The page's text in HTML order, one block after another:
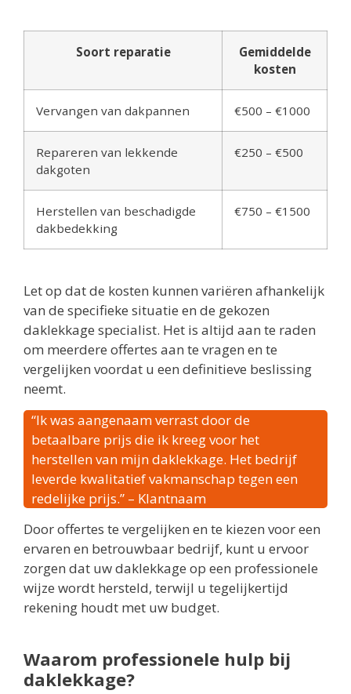
Soort reparatie
Gemiddelde
kosten
Vervangen van dakpannen €500 – €1000
Repareren van lekkende
dakgoten
€250 – €500
Herstellen van beschadigde
dakbedekking
€750 – €1500
Let op dat de kosten kunnen variëren afhankelijk
van de specifieke situatie en de gekozen
daklekkage specialist. Het is altijd aan te raden
om meerdere offertes aan te vragen en te
vergelijken voordat u een definitieve beslissing
neemt.
“Ik was aangenaam verrast door de
betaalbare prijs die ik kreeg voor het
herstellen van mijn daklekkage. Het bedrijf
leverde kwalitatief vakmanschap tegen een
redelijke prijs.” – Klantnaam
Door offertes te vergelijken en te kiezen voor een
ervaren en betrouwbaar bedrijf, kunt u ervoor
zorgen dat uw daklekkage op een professionele
wijze wordt hersteld, terwijl u tegelijkertijd
rekening houdt met uw budget.
Waarom professionele hulp bij
daklekkage?